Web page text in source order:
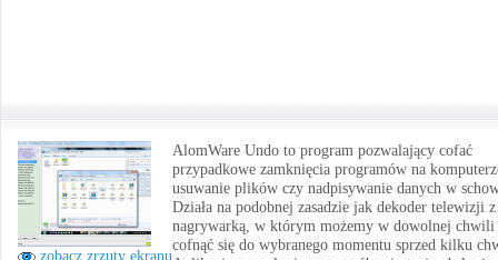
zobacz zrzuty ekranu
AlomWare Undo to program pozwalający cofać
przypadkowe zamknięcia programów na
usuwanie plików czy nadpisywanie danych w
Działa na podobnej zasadzie jak dekoder telewizji z
nagrywarką, w którym możemy w dowolnej chwili
cofnąć się do wybranego momentu sprzed kilku